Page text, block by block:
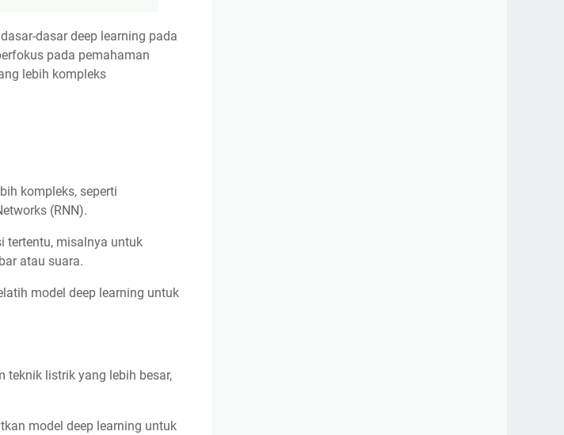
dasar deep learning pada
pada pemahaman
lebih kompleks
kompleks, seperti
(RNN).
tertentu, misalnya untuk
atau suara.
model deep learning untuk
teknik listrik yang lebih besar,
model deep learning untuk